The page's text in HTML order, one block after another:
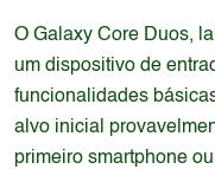
O Galaxy Core Duos,
um dispositivo de
funcionalidades
alvo inicial
primeiro smartphone